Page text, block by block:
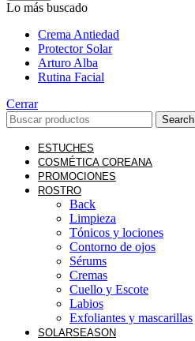
Lo más buscado
Crema Antiedad
Protector Solar
Arturo Alba
Rutina Facial
Cerrar
Search
ESTUCHES
COSMÉTICA COREANA
PROMOCIONES
ROSTRO
Back
Limpieza
Tónicos y lociones
Contorno de ojos
Sérums
Cremas
Cuello y Escote
Labios
Exfoliantes y mascarillas
SOLARSEASON